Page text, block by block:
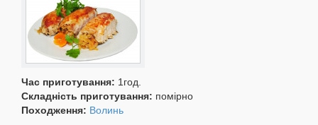
Час приготування: 1год.
Складність приготування: помірно
Походження: Волинь